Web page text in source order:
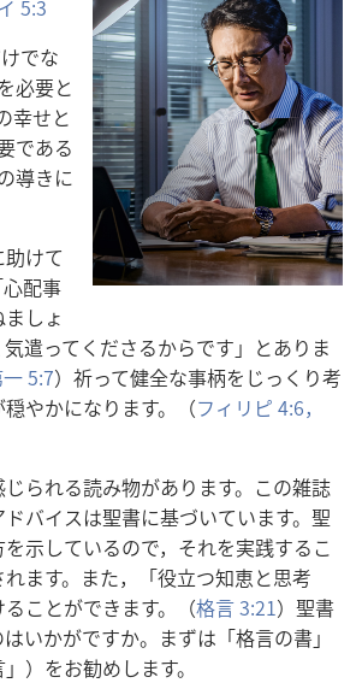
5:3
でな
必要と
幸せと
である
導きに
けて
配事
しょ
遣ってくださるからです」とありま
5:7）祈って健全な事柄をじっくり考
やかになります。（フィリピ 4:6，
られる読み物があります。この雑誌
バイスは聖書に基づいています。聖
示しているので，それを実践するこ
ます。また，「役立つ知恵と思考
ことができます。（格言 3:21）聖書
いかがですか。まずは「格言の書」
」）をお勧めします。